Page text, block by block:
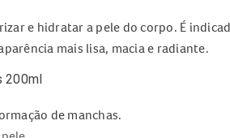
e hidratar a pele do corpo. É
mais lisa, macia e radiante.
200ml
de manchas.